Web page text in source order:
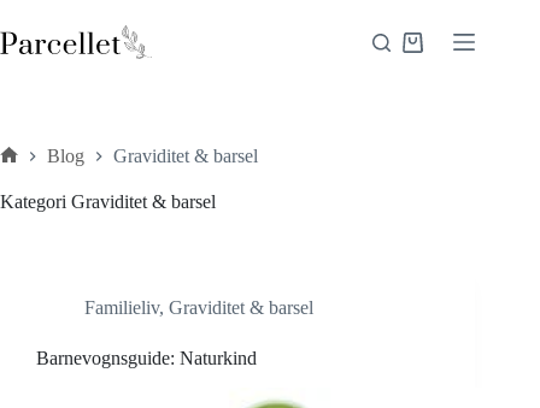
til
indhold
Indkøbskurv
Blog Graviditet & barsel
Kategori Graviditet & barsel
Familieliv, Graviditet & barsel
Barnevognsguide: Naturkind